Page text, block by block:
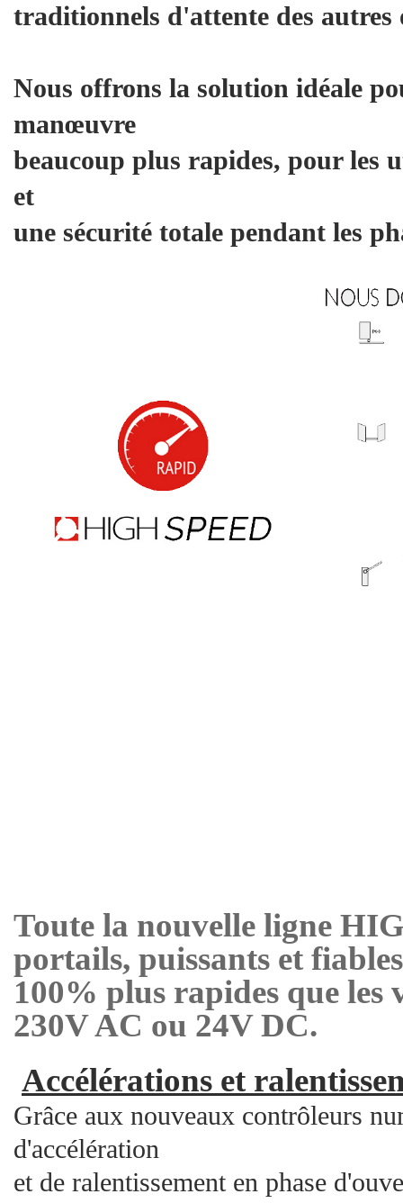
traditionnels d'attente des
Nous offrons la solution idéale
manœuvre
beaucoup plus rapides, pour les
et
une sécurité totale pendant les
Toute la nouvelle ligne
portails, puissants et
100% plus rapides que les
230V AC ou 24V DC.
Accélérations et
Grâce aux nouveaux contrôleurs
d'accélération
et de ralentissement en phase